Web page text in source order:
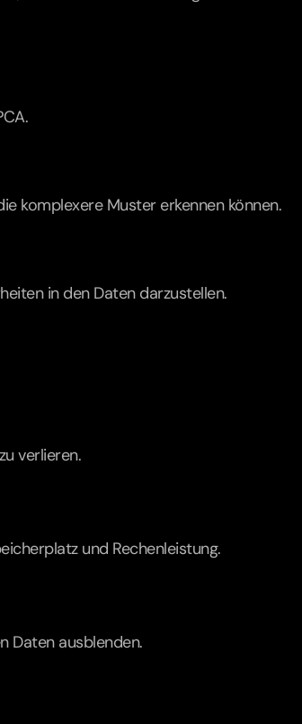
komplexere Muster erkennen können.
in den Daten darzustellen.
verlieren.
und Rechenleistung.
Daten ausblenden.